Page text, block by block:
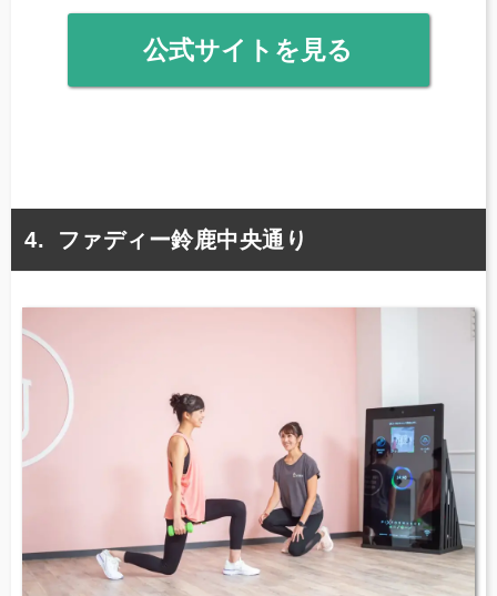
公式サイトを見る
ファディー鈴鹿中央通り